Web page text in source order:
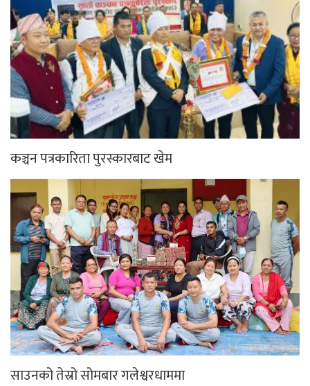
कञ्चन पत्रकारिता पुरस्कारबाट खेम
साउनको तेस्रो सोमबार गलेश्वरधाममा